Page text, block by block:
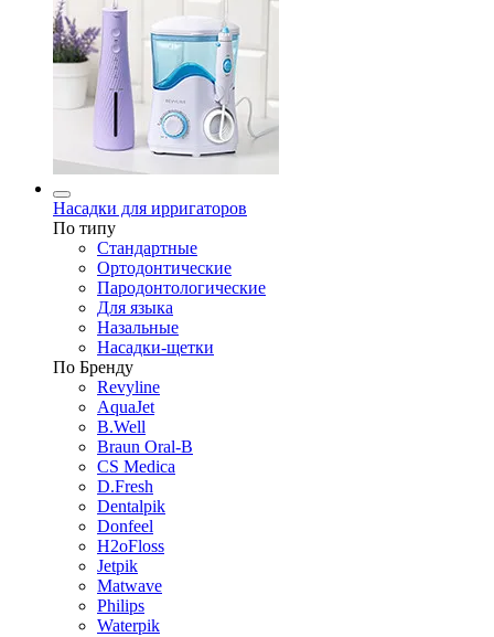
Насадки для ирригаторов
По типу
Стандартные
Ортодонтические
Пародонтологические
Для языка
Назальные
Насадки-щетки
По Бренду
Revyline
AquaJet
B.Well
Braun Oral-B
CS Medica
D.Fresh
Dentalpik
Donfeel
H2oFloss
Jetpik
Matwave
Philips
Waterpik